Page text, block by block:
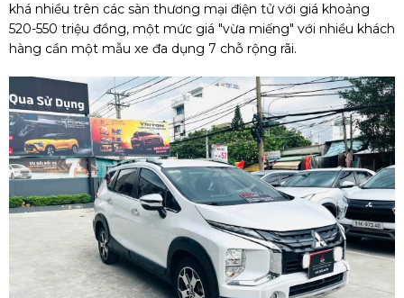
khá nhiều trên các sàn thương mại điện tử với giá khoảng
520-550 triệu đồng, một mức giá "vừa miếng" với nhiều khách
hàng cần một mẫu xe đa dụng 7 chỗ rộng rãi.